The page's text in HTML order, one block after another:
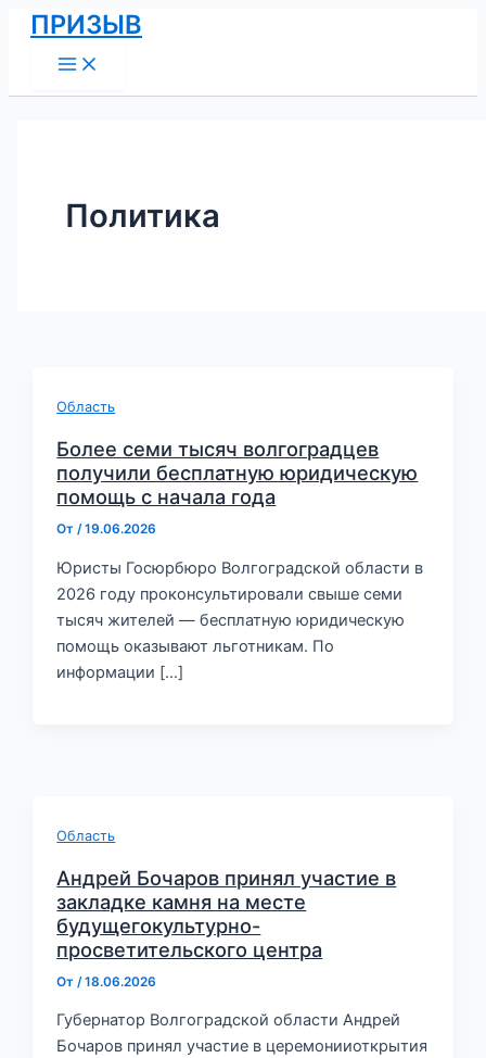
Перейти
содержимому
ПРИЗЫВ
Menu
Политика
Область
Более семи тысяч волгоградцев
получили бесплатную юридическую
помощь с начала года
От/19.06.2026
Юристы Госюрбюро Волгоградской области в
2026 году проконсультировали свыше семи
тысяч жителей — бесплатную юридическую
помощь оказывают льготникам. По
информации […]
Область
Андрей Бочаров принял участие в
закладке камня на месте
будущегокультурно-
просветительского центра
От /18.06.2026
Губернатор Волгоградской области Андрей
Бочаров принял участие в церемонииоткрытия
Постраничная
навигация
записи